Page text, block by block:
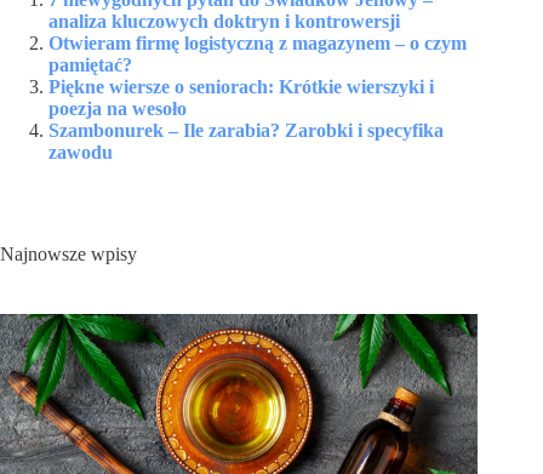
analiza kluczowych doktryn i kontrowersji
Otwieram firmę logistyczną z magazynem – o czym
pamiętać?
Piękne wiersze o seniorach: Krótkie wierszyki i
poezja na wesoło
Szambonurek – Ile zarabia? Zarobki i specyfika
zawodu
Najnowsze wpisy